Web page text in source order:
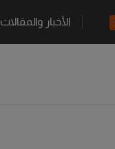
الأخبار والمقالات